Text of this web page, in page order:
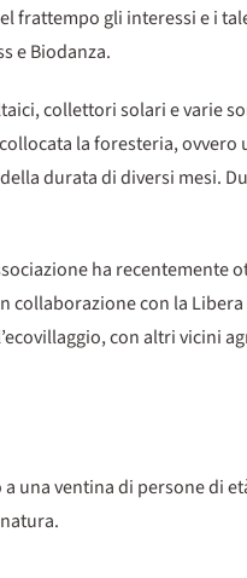
frattempo gli interessi e i
e Biodanza.
collettori solari e varie
la foresteria, ovvero
durata di diversi mesi.
ha recentemente
collaborazione con la Libera
con altri vicini
una ventina di persone di